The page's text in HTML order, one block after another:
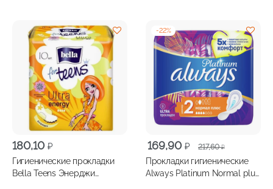
180,10 ₽
Гигиенические прокладки
Bella Teens Энерджи
-22%
217,60₽
Первоначальная
цена
составляла
169,90 ₽
Текущая
цена:
169,90 ₽.
Прокладки гигиенические
Always Platinum Normal plus